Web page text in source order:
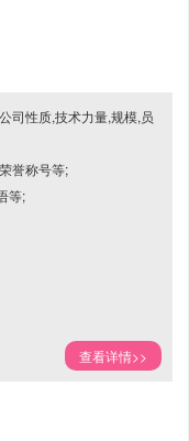
司性质,技术力量,规模,员
誉称号等;
等;
查看详情>>